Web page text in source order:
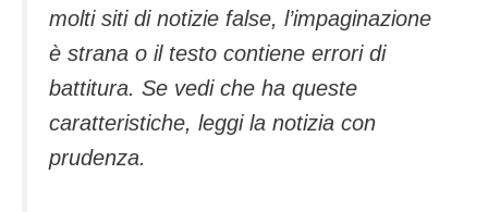
molti siti di notizie false, l’impaginazione
è strana o il testo contiene errori di
battitura. Se vedi che ha queste
caratteristiche, leggi la notizia con
prudenza.